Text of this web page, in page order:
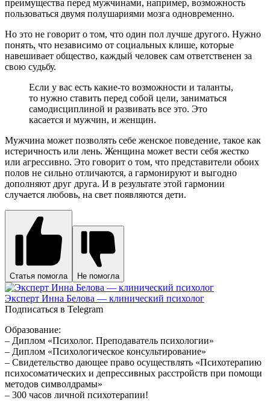
преимущества перед мужчинами, например, возможность
пользоваться двумя полушариями мозга одновременно.
Но это не говорит о том, что один пол лучше другого. Нужно
понять, что независимо от социальных клише, которые
навешивает общество, каждый человек сам ответственен за
свою судьбу.
Если у вас есть какие-то возможности и таланты,
то нужно ставить перед собой цели, заниматься
самодисциплиной и развивать все это. Это
касается и мужчин, и женщин.
Мужчина может позволять себе женское поведение, такое как
истеричность или лень. Женщина может вести себя жестко
или агрессивно. Это говорит о том, что представители обоих
полов не сильно отличаются, а гармонируют и выгодно
дополняют друг друга. И в результате этой гармонии
случается любовь, на свет появляются дети.
Статья помогла Не помогла
Эксперт Инна Белова — клинический психолог
Подписаться в Telegram
Образование:
– Диплом «Психолог. Преподаватель психологии»
– Диплом «Психологическое консультирование»
– Свидетельство дающее право осуществлять «Психотерапию
психосоматических и депрессивных расстройств при помощи
методов символдрамы»
– 300 часов личной психотерапии!